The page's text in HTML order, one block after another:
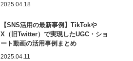
2025.04.18
【SNS活用の最新事例】TikTokや
X（旧Twitter）で実現したUGC・ショ
ート動画の活用事例まとめ
2025.04.11